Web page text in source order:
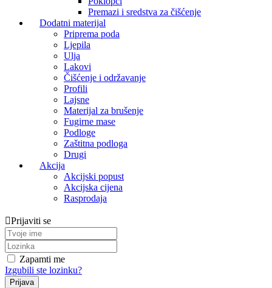
Premazi i sredstva za čišćenje
Dodatni materijal
Priprema poda
Ljepila
Ulja
Lakovi
Čišćenje i održavanje
Profili
Lajsne
Materijal za brušenje
Fugirne mase
Podloge
Zaštitna podloga
Drugi
Akcija
Akcijski popust
Akcijska cijena
Rasprodaja
Prijaviti se
Zapamti me
Izgubili ste lozinku?